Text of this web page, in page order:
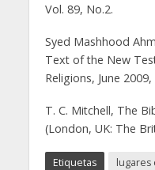
Vol. 89, No.2.
Syed Mashhood
Text of the New
Religions, June
T. C. Mitchell, The
(London, UK: The
Etiquetas lugares